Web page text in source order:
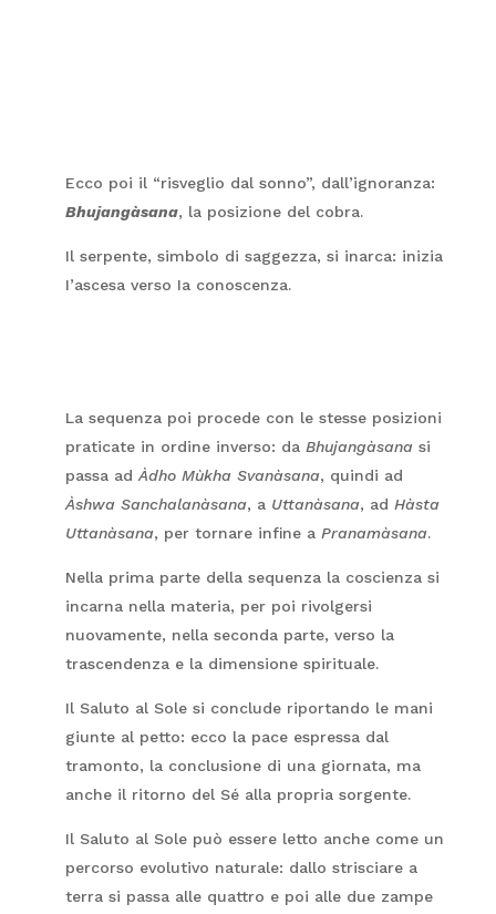
Ecco poi il “risveglio dal sonno”, dall’ignoranza:
Bhujangàsana, la posizione del cobra.
Il serpente, simbolo di saggezza, si inarca: inizia
I’ascesa verso Ia conoscenza.
La sequenza poi procede con le stesse posizioni
praticate in ordine inverso: da Bhujangàsanasi
passa ad Àdho Mùkha Svanàsana, quindi ad
Àshwa Sanchalanàsana, a Uttanàsana, ad Hàsta
Uttanàsana, per tornare infine a Pranamàsana.
Nella prima parte della sequenza la coscienza si
incarna nella materia, per poi rivolgersi
nuovamente, nella seconda parte, verso la
trascendenza e la dimensione spirituale.
Il Saluto al Sole si conclude riportando le mani
giunte al petto: ecco la pace espressa dal
tramonto, la conclusione di una giornata, ma
anche il ritorno del Sé alla propria sorgente.
Il Saluto al Sole può essere letto anche come un
percorso evolutivo naturale: dallo strisciare a
terra si passa alle quattro e poi alle due zampe